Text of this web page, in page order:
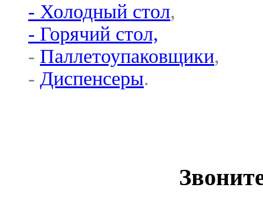
- Холодный стол,
- Горячий стол,
- Паллетоупаковщики,
- Диспенсеры.